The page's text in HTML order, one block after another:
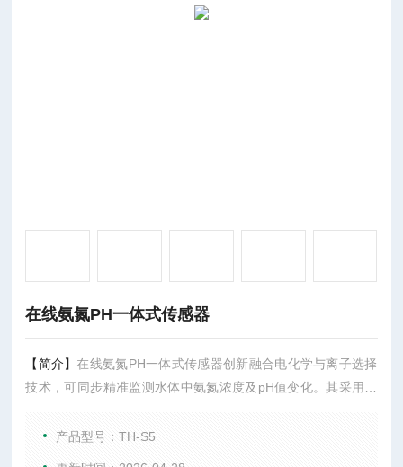
在线氨氮PH一体式传感器
【简介】在线氨氮PH一体式传感器创新融合电化学与离子选择
技术，可同步精准监测水体中氨氮浓度及pH值变化。其采用耐
确保数据稳定可靠。设备支持多参数实时输出与远程传输，具
产品型号：TH-S5